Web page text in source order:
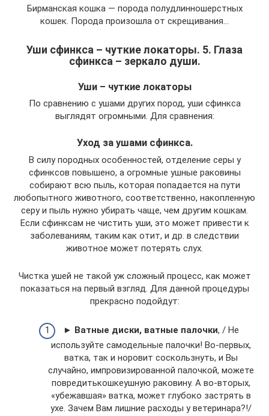
Бирманская кошка — порода полудлинношерстных
кошек. Порода произошла от скрещивания…
Уши сфинкса – чуткие локаторы. 5. Глаза
сфинкса – зеркало души.
Уши – чуткие локаторы
По сравнению с ушами других пород, уши сфинкса
выглядят огромными. Для сравнения:
Уход за ушами сфинкса.
В силу породных особенностей, отделение серы у
сфинксов повышено, а огромные ушные раковины
собирают всю пыль, которая попадается на пути
любопытного животного, соответственно, накопленную
серу и пыль нужно убирать чаще, чем другим кошкам.
Если сфинксам не чистить уши, это может привести к
заболеваниям, таким как отит, и др. в следствии
животное может потерять слух.
Чистка ушей не такой уж сложный процесс, как может
показаться на первый взгляд. Для данной процедуры
прекрасно подойдут:
► Ватные диски, ватные палочки, / Не
используйте самодельные палочки! Во-первых,
ватка, так и норовит соскользнуть, и Вы
случайно, импровизированной палочкой, можете
повредитькошкеушную раковину. А во-вторых,
«убежавшая» ватка, может глубоко застрять в
ухе. Зачем Вам лишние расходы у ветеринара?!/